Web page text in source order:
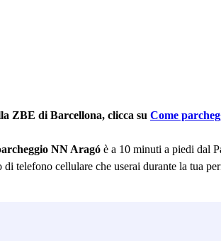
ZBE di Barcellona, clicca su Come
NN Aragó è a 10 minuti a piedi dal
cellulare che userai durante la tua